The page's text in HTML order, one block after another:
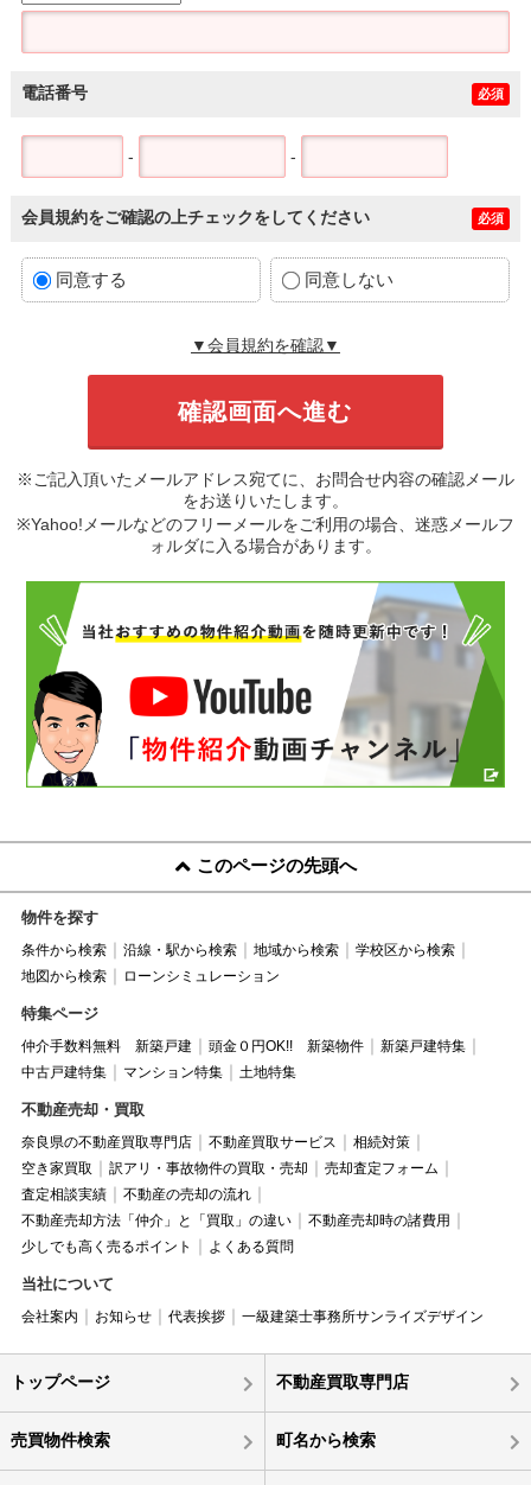
電話番号 必須
- -
会員規約をご確認の上チェックをしてください 必須
同意する 同意しない
▼会員規約を確認▼
※ご記入頂いたメールアドレス宛てに、お問合せ内容の確認メール
をお送りいたします。
※Yahoo!メールなどのフリーメールをご利用の場合、迷惑メールフ
ォルダに入る場合があります。
このページの先頭へ
物件を探す
条件から検索 沿線・駅から検索 地域から検索
学校区から検索
地図から検索
ローンシミュレーション
特集ページ
仲介手数料無料 新築戸建 頭金０円OK!! 新築物件
新築戸建特集
中古戸建特集
マンション特集 土地特集
不動産売却・買取
奈良県の不動産買取専門店 不動産買取サービス
相続対策
空き家買取
訳アリ・事故物件の買取・売却
売却査定フォーム
査定相談実績
不動産の売却の流れ
不動産売却方法「仲介」と「買取」の違い
不動産売却時の諸費用
少しでも高く売るポイント
よくある質問
当社について
会社案内 お知らせ 代表挨拶 一級建築士事務所サンライズデザイン
トップページ 不動産買取専門店
売買物件検索 町名から検索